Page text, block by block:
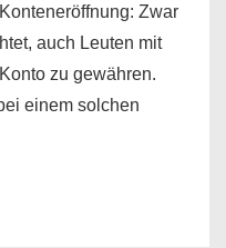
Zwar
auch Leuten mit
zu gewähren.
einem solchen